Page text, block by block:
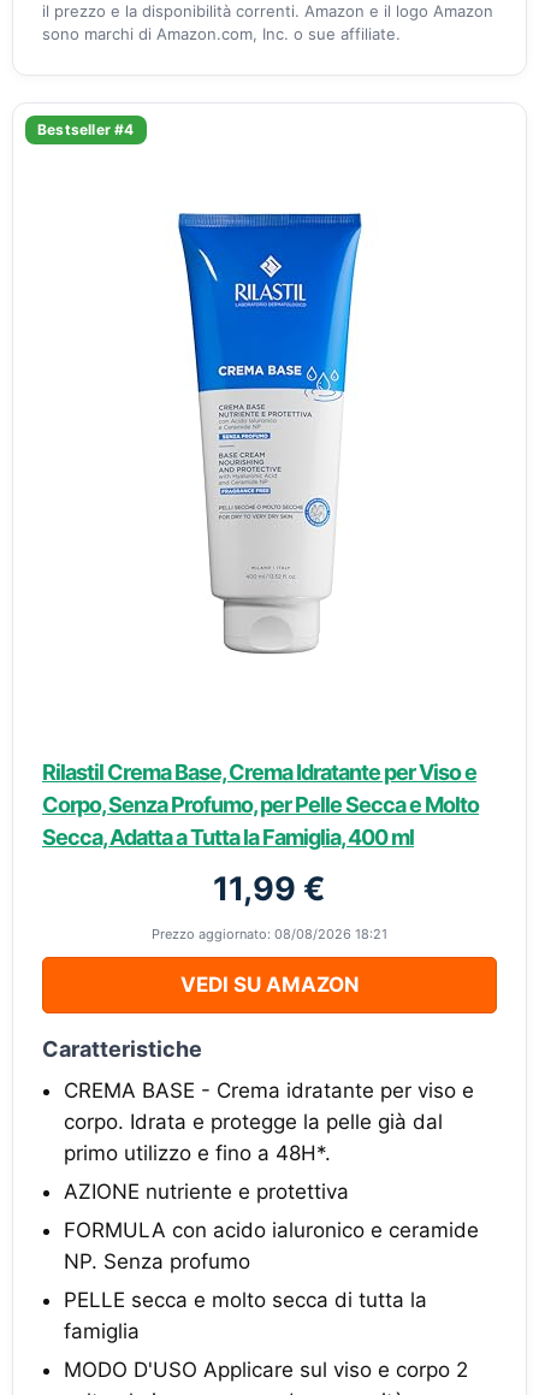
il prezzo e la disponibilità correnti. Amazon e il logo Amazon
sono marchi di Amazon.com, Inc. o sue affiliate.
Bestseller #4
Rilastil Crema Base, Crema Idratante per Viso e
Corpo, Senza Profumo, per Pelle Secca e Molto
Secca, Adatta a Tutta la Famiglia, 400 ml
11,99 €
Prezzo aggiornato: 08/08/2026 18:21
VEDI SU AMAZON
Caratteristiche
CREMA BASE - Crema idratante per viso e
corpo. Idrata e protegge la pelle già dal
primo utilizzo e fino a 48H*.
AZIONE nutriente e protettiva
FORMULA con acido ialuronico e ceramide
NP. Senza profumo
PELLE secca e molto secca di tutta la
famiglia
MODO D'USO Applicare sul viso e corpo 2